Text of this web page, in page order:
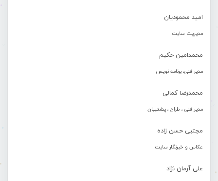
امید محمودیان
مدیریت سایت
محمدامین حکیم
مدیر فنی، برنامه نویس
محمدرضا کمالی
مدیر فنی ، طراح ، پشتیبان
مجتبی حسن زاده
عکاس و خبرنگار سایت
علی آرمان نژاد